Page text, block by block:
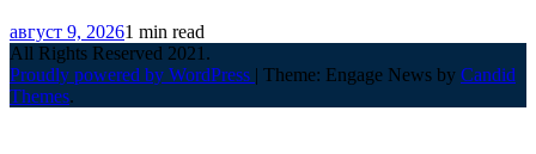
август 9, 20261 min read
All Rights Reserved 2021.
Proudly powered by WordPress | Theme: Engage News by Candid
Themes.